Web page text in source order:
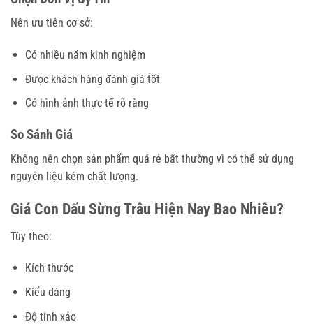
Nên ưu tiên cơ sở:
Có nhiều năm kinh nghiệm
Được khách hàng đánh giá tốt
Có hình ảnh thực tế rõ ràng
So Sánh Giá
Không nên chọn sản phẩm quá rẻ bất thường vì có thể sử dụng
nguyên liệu kém chất lượng.
Giá Con Dấu Sừng Trâu Hiện Nay Bao Nhiêu?
Tùy theo:
Kích thước
Kiểu dáng
Độ tinh xảo